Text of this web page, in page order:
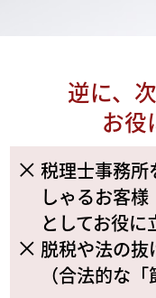
逆に、
お役
税理士事務所
しゃるお客
としてお役に
脱税や法の
（合法的な